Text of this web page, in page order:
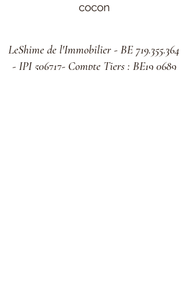
cocon
LeShime de l'Immobilier - BE 719.355.364
- IPI 506717- Compte Tiers : BE19 0689